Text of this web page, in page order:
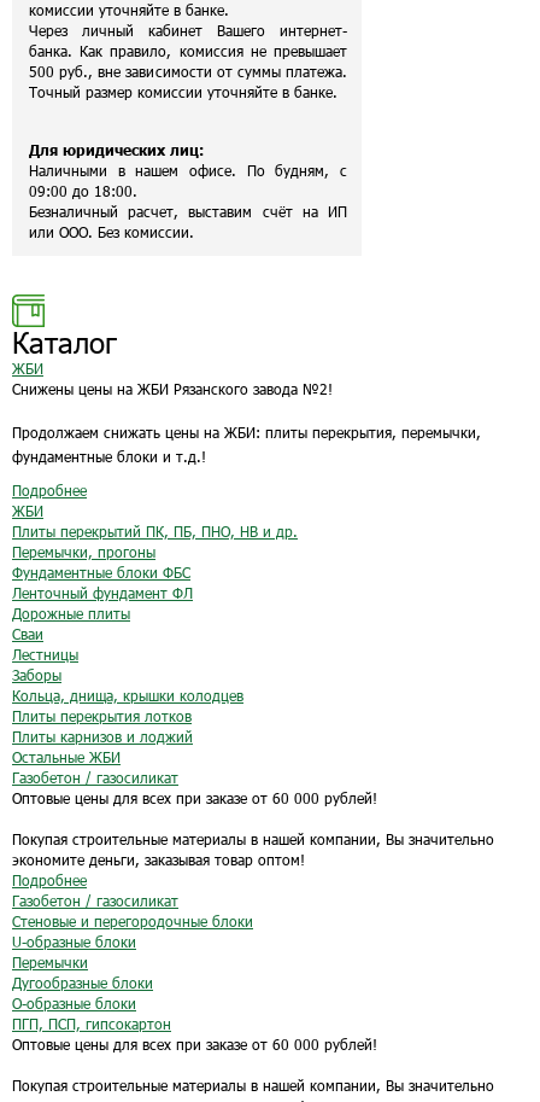
комиссии уточняйте в банке.
Через личный кабинет Вашего интернет-
банка. Как правило, комиссия не превышает
500 руб., вне зависимости от суммы платежа.
Точный размер комиссии уточняйте в банке.
Для юридических лиц:
Наличными в нашем офисе. По будням, с
09:00 до 18:00.
Безналичный расчет, выставим счёт на ИП
или ООО. Без комиссии.
Каталог
ЖБИ
Снижены цены на ЖБИ Рязанского завода №2!
Продолжаем снижать цены на ЖБИ: плиты перекрытия, перемычки,
фундаментные блоки и т.д.!
Подробнее
ЖБИ
Плиты перекрытий ПК, ПБ, ПНО, НВ и др.
Перемычки, прогоны
Фундаментные блоки ФБС
Ленточный фундамент ФЛ
Дорожные плиты
Сваи
Лестницы
Заборы
Кольца, днища, крышки колодцев
Плиты перекрытия лотков
Плиты карнизов и лоджий
Остальные ЖБИ
Газобетон / газосиликат
Оптовые цены для всех при заказе от 60 000 рублей!
Покупая строительные материалы в нашей компании, Вы значительно
экономите деньги, заказывая товар оптом!
Подробнее
Газобетон / газосиликат
Стеновые и перегородочные блоки
U-образные блоки
Перемычки
Дугообразные блоки
O-образные блоки
ПГП, ПСП, гипсокартон
Оптовые цены для всех при заказе от 60 000 рублей!
Покупая строительные материалы в нашей компании, Вы значительно